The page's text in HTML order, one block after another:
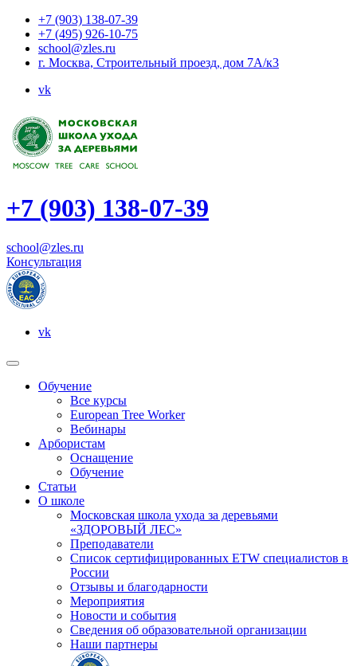
+7 (903) 138-07-39
+7 (495) 926-10-75
school@zles.ru
г. Москва, Строительный проезд, дом 7А/к3
vk
+7 (903) 138-07-39
school@zles.ru
Консультация
vk
Обучение
Все курсы
European Tree Worker
Вебинары
Арбористам
Оснащение
Обучение
Статьи
О школе
Московская школа ухода за деревьями
«ЗДОРОВЫЙ ЛЕС»
Преподаватели
Список сертифицированных ETW специалистов в
России
Отзывы и благодарности
Мероприятия
Новости и события
Сведения об образовательной организации
Наши партнеры